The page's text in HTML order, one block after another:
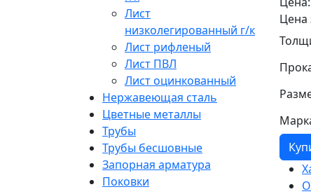
Лист
низколегированный г/к
Лист рифленый
Лист ПВЛ
Лист оцинкованный
Нержавеющая сталь
Цветные металлы
Трубы
Трубы бесшовные
Запорная арматура
Поковки
Цена